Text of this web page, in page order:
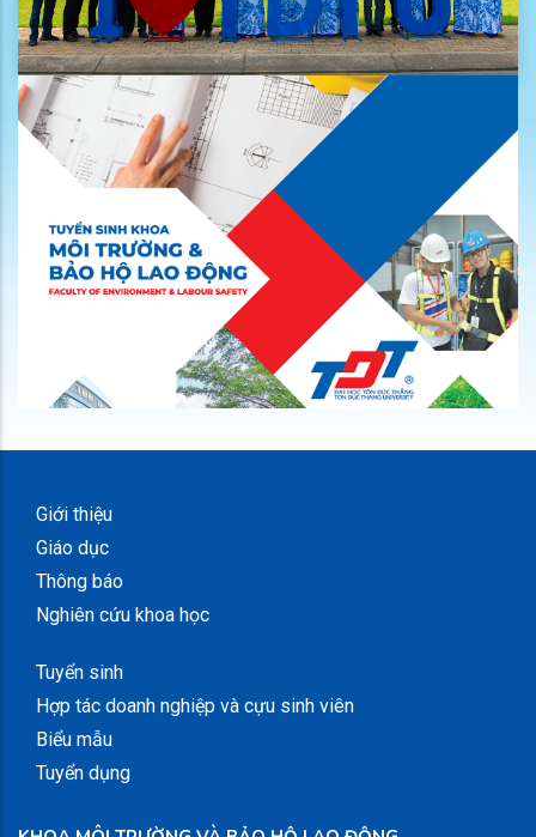
Giới thiệu
Giáo dục
Thông báo
Nghiên cứu khoa học
Tuyển sinh
Hợp tác doanh nghiệp và cựu sinh viên
Biểu mẫu
Tuyển dụng